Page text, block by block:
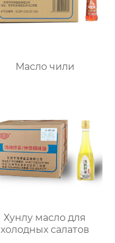
Масло чили
Хунлу масло для
холодных салатов